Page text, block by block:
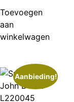
Toevoegen
aan
winkelwagen
Aanbieding!